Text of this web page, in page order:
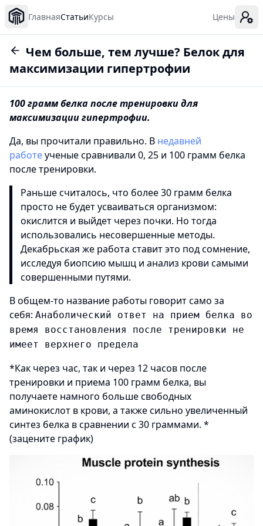
ГлавнаяСтатьиКурсы Цены
Чем больше, тем лучше? Белок для
максимизации гипертрофии
100 грамм белка после тренировки для
максимизации гипертрофии.
Да, вы прочитали правильно. В недавней
работеученые сравнивали 0, 25 и 100 грамм белка
после тренировки.
Раньше считалось, что более 30 грамм белка
просто не будет усваиваться организмом:
окислится и выйдет через почки. Но тогда
использовались несовершенные методы.
Декабрьская же работа ставит это под сомнение,
исследуя биопсию мышц и анализ крови самыми
совершенными путями.
В общем-то название работы говорит само за
себя: Анаболический ответ на прием белка во
время восстановления после тренировки не
имеет верхнего предела
*Как через час, так и через 12 часов после
тренировки и приема 100 грамм белка, вы
получаете намного больше свободных
аминокислот в крови, а также сильно увеличенный
синтез белка в сравнении с 30 граммами. *
(зацените график)